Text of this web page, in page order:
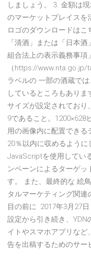
しましょう。 3. 金額は
のマーケットプレイスを
ロゴのダウンロードは
「清酒」または「日本
組合法上の表示義務事項」
（https://
ラベルの 一部の酒蔵で
しているところもありま
サイズが設定されており
9であること。1200×628
用の画像内に配置でき
20％以内に収めるよう
JavaScriptを使用してい
ンペーンによるターゲ
す。 また、最終的な 絵
タルマーケティング関
目の前に 2017年3月27
設定から引き続き、YDN
イトやスマホアプリなど
告を出稿するためのサー